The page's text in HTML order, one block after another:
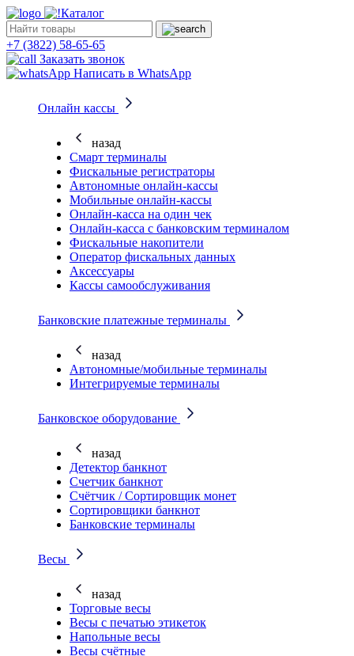
Каталог
+7 (3822) 58-65-65
Заказать звонок
Написать в WhatsApp
Онлайн кассы
назад
Смарт терминалы
Фискальные регистраторы
Автономные онлайн-кассы
Мобильные онлайн-кассы
Онлайн-касса на один чек
Онлайн-касса с банковским терминалом
Фискальные накопители
Оператор фискальных данных
Аксессуары
Кассы самообслуживания
Банковские платежные терминалы
назад
Автономные/мобильные терминалы
Интегрируемые терминалы
Банковское оборудование
назад
Детектор банкнот
Счетчик банкнот
Счётчик / Сортировщик монет
Сортировщики банкнот
Банковские терминалы
Весы
назад
Торговые весы
Весы с печатью этикеток
Напольные весы
Весы счётные